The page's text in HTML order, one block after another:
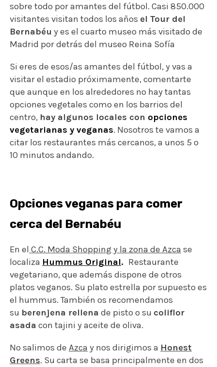
sobre todo por amantes del fútbol. Casi 850.000
visitantes visitan todos los años el Tour del
Bernabéu y es el cuarto museo más visitado de
Madrid por detrás del museo Reina Sofía
Si eres de esos/as amantes del fútbol, y vas a
visitar el estadio próximamente, comentarte
que aunque en los alrededores no hay tantas
opciones vegetales como en los barrios del
centro, hay algunos locales con opciones
vegetarianas y veganas. Nosotros te vamos a
citar los restaurantes más cercanos, a unos 5 o
10 minutos andando.
Opciones veganas para comer
cerca del Bernabéu
En el C.C. Moda Shopping y la zona de Azca se
localiza Hummus Original. Restaurante
vegetariano, que además dispone de otros
platos veganos. Su plato estrella por supuesto es
el hummus. También os recomendamos
su berenjena rellena de pisto o su coliflor
asada con tajini y aceite de oliva.
No salimos de Azca y nos dirigimos a Honest
Greens. Su carta se basa principalmente en dos